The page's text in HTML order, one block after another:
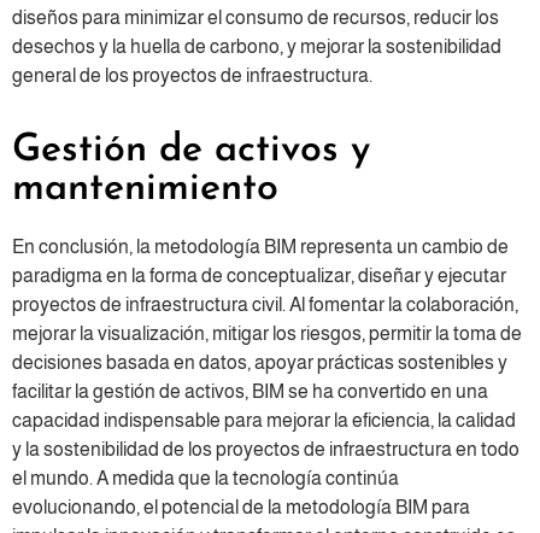
diseños para minimizar el consumo de recursos, reducir los
desechos y la huella de carbono, y mejorar la sostenibilidad
general de los proyectos de infraestructura.
Gestión de activos y
mantenimiento
En conclusión, la metodología BIM representa un cambio de
paradigma en la forma de conceptualizar, diseñar y ejecutar
proyectos de infraestructura civil. Al fomentar la colaboración,
mejorar la visualización, mitigar los riesgos, permitir la toma de
decisiones basada en datos, apoyar prácticas sostenibles y
facilitar la gestión de activos, BIM se ha convertido en una
capacidad indispensable para mejorar la eficiencia, la calidad
y la sostenibilidad de los proyectos de infraestructura en todo
el mundo. A medida que la tecnología continúa
evolucionando, el potencial de la metodología BIM para